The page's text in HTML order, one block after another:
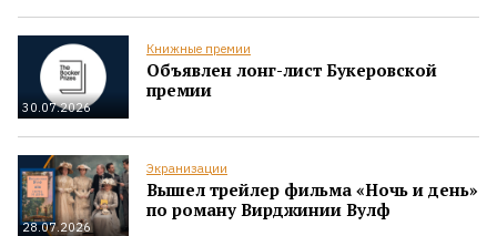
30.07.2026
Книжные премии
Объявлен лонг-лист Букеровской
премии
28.07.2026
Экранизации
Вышел трейлер фильма «Ночь и день»
по роману Вирджинии Вулф